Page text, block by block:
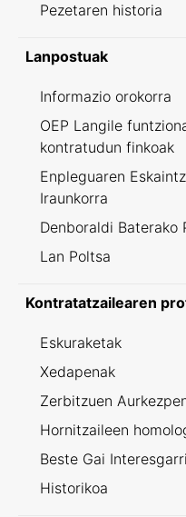
Pezetaren historia
Lanpostuak
Informazio orokorra
OEP Langile
kontratudun finkoak
Enpleguaren
Iraunkorra
Denboraldi Baterako
Lan Poltsa
Kontratatzailearen
Eskuraketak
Xedapenak
Zerbitzuen
Hornitzaileen
Beste Gai
Historikoa